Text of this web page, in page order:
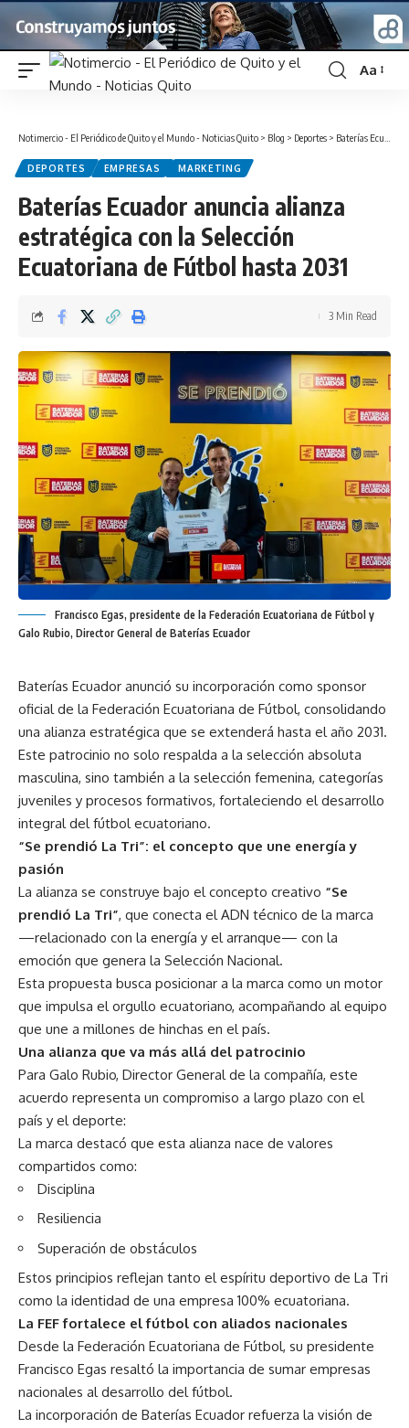
Font
Aa
Notimercio - El Periódico de Quito y el Mundo - Noticias Quito > Blog > Deportes > Baterías Ecuador anuncia alianza estratégica con la Selección Ecuatoriana de Fútbol hasta 2031
DEPORTES EMPRESAS MARKETING
Baterías Ecuador anuncia alianza
estratégica con la Selección
Ecuatoriana de Fútbol hasta 2031
3 Min Read
Francisco Egas, presidente de la Federación Ecuatoriana de Fútbol y
Galo Rubio, Director General de Baterías Ecuador
Baterías Ecuador anunció su incorporación como sponsor
oficial de la Federación Ecuatoriana de Fútbol, consolidando
una alianza estratégica que se extenderá hasta el año 2031.
Este patrocinio no solo respalda a la selección absoluta
masculina, sino también a la selección femenina, categorías
juveniles y procesos formativos, fortaleciendo el desarrollo
integral del fútbol ecuatoriano.
“Se prendió La Tri”: el concepto que une energía y
pasión
La alianza se construye bajo el concepto creativo “Se
prendió La Tri”, que conecta el ADN técnico de la marca
—relacionado con la energía y el arranque— con la
emoción que genera la Selección Nacional.
Esta propuesta busca posicionar a la marca como un motor
que impulsa el orgullo ecuatoriano, acompañando al equipo
que une a millones de hinchas en el país.
Una alianza que va más allá del patrocinio
Para Galo Rubio, Director General de la compañía, este
acuerdo representa un compromiso a largo plazo con el
país y el deporte:
La marca destacó que esta alianza nace de valores
compartidos como:
Disciplina
Resiliencia
Superación de obstáculos
Estos principios reflejan tanto el espíritu deportivo de La Tri
como la identidad de una empresa 100% ecuatoriana.
La FEF fortalece el fútbol con aliados nacionales
Desde la Federación Ecuatoriana de Fútbol, su presidente
Francisco Egas resaltó la importancia de sumar empresas
nacionales al desarrollo del fútbol.
La incorporación de Baterías Ecuador refuerza la visión de